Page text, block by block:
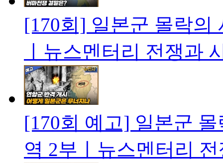
[170회] 일본군 몰락의
ㅣ뉴스멘터리 전쟁과
[170회 예고] 일본군
역 2부ㅣ뉴스멘터리